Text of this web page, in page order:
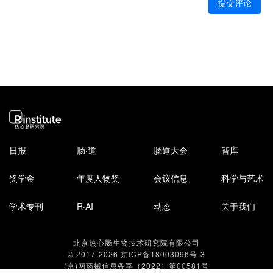
提交评论
日报
奖学金
学术专刊
肠·道
年度人物奖
R·AI
肠道大会
会议信息
动态
智库
科学与艺术
关于我们
北京热心肠生物技术研究院有限公司
© 2017-2026 京ICP备18003096号-3
(京)网药械信息备字（2022）第00581号